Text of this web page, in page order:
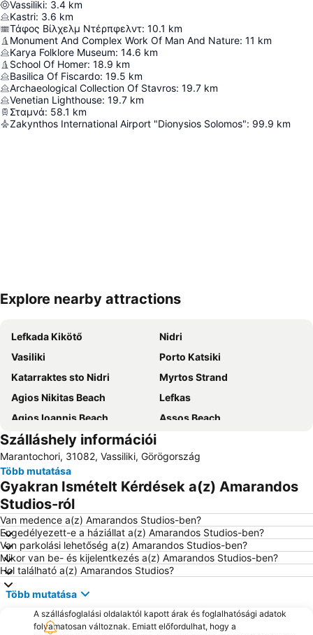
Vassiliki: 3.4 km
Kastri: 3.6 km
Τάφος Βίλχελμ Ντέρπφελντ: 10.1 km
Monument And Complex Work Of Man And Nature: 11 km
Karya Folklore Museum: 14.6 km
School Of Homer: 18.9 km
Basilica Of Fiscardo: 19.5 km
Archaeological Collection Of Stavros: 19.7 km
Venetian Lighthouse: 19.7 km
Σταμνά: 58.1 km
Zakynthos International Airport "Dionysios Solomos": 99.9 km
Nagy méretű térkép
Explore nearby attractions
Lefkada Kikötő
Nidri
Vasiliki
Porto Katsiki
Katarraktes sto Nidri
Myrtos Strand
Agios Nikitas Beach
Lefkas
Agios Ioannis Beach
Assos Beach
Aktion Repülőtér
Port of Preveza
Agiofili
Daily cruises from Lefkada
Perigiali
Beach of Agios Ioannis
Archaeological Museum of Lefkada
Traditional Settlement of Agios Ioannis
Skinos
Spilia Tou Papanicoli
Kathisma
Pefkoulia
Mytikas
Monolithi
Ancient Nikopolis
Szálláshely információi
Marantochori, 31082, Vassiliki, Görögország
Több mutatása
Gyakran Ismételt Kérdések a(z) Amarandos
Studios-ról
Van medence a(z) Amarandos Studios-ben?
Engedélyezett-e a háziállat a(z) Amarandos Studios-ben?
Van parkolási lehetőség a(z) Amarandos Studios-ben?
Mikor van be- és kijelentkezés a(z) Amarandos Studios-ben?
Hol található a(z) Amarandos Studios?
Több mutatása
A szállásfoglalási oldalaktól kapott árak és foglalhatósági adatok
folyamatosan változnak. Emiatt előfordulhat, hogy a